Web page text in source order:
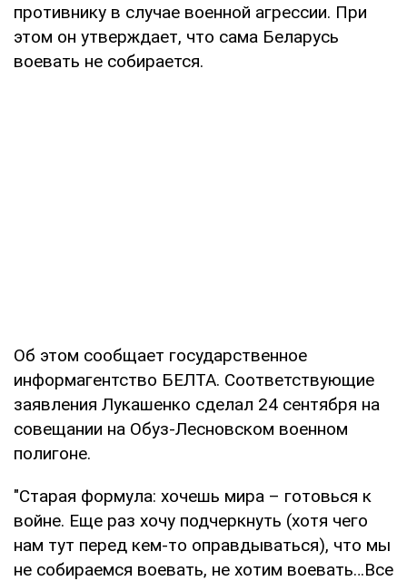
противнику в случае военной агрессии. При
этом он утверждает, что сама Беларусь
воевать не собирается.
Об этом сообщает государственное
информагентство БЕЛТА. Соответствующие
заявления Лукашенко сделал 24 сентября на
совещании на Обуз-Лесновском военном
полигоне.
"Старая формула: хочешь мира – готовься к
войне. Еще раз хочу подчеркнуть (хотя чего
нам тут перед кем-то оправдываться), что мы
не собираемся воевать, не хотим воевать…Все